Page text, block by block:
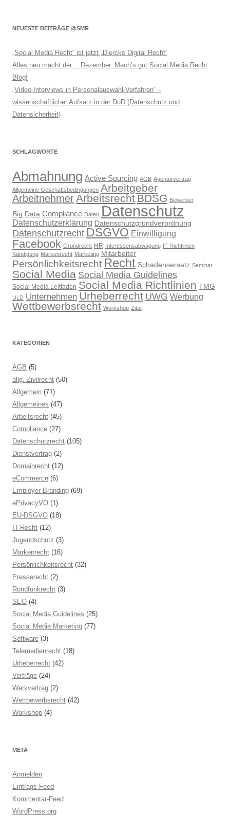
NEUESTE BEITRÄGE @SMR
„Social Media Recht“ ist jetzt „Diercks Digital Recht“
Alles neu macht der… Dezember. Mach’s gut Social Media Recht
Blog!
„Video-Interviews in Personalauswahl-Verfahren“ –
wissenschaftlicher Aufsatz in der DuD (Datenschutz und
Datensicherheit)
SCHLAGWORTE
Abmahnung Active Sourcing AGB Agenturvertrag
Allgemeine Geschäftsbedingungen Arbeitgeber
ArbeitnehmerArbeitsrecht BDSG Bewerber
Big Data Compliance Daten Datenschutz
Datenschutzerklärung Datenschutzgrundverordnung
Datenschutzrecht DSGVO Einwilligung
Facebook Grundrecht HR Interessensabwägung IT-Richtlinien
Kündigung Markenrecht Marketing Mitarbeiter
Persönlichkeitsrecht Recht Schadensersatz Seminar
Social Media Social Media Guidelines
Social Media Leitfaden Social Media Richtlinien TMG
ULD Unternehmen Urheberrecht UWG Werbung
Wettbewerbsrecht Workshop Zitat
KATEGORIEN
AGB (5)
allg. Zivilrecht (50)
Allgemein (71)
Allgemeines (47)
Arbeitsrecht (45)
Compliance (27)
Datenschutzrecht (105)
Dienstvertrag (2)
Domainrecht (12)
eCommerce (6)
Employer Branding (69)
ePrivacyVO (1)
EU-DSGVO (18)
IT-Recht (12)
Jugendschutz (3)
Markenrecht (16)
Persönlichkeitsrecht (32)
Presserecht (2)
Rundfunkrecht (3)
SEO (4)
Social Media Guidelines (25)
Social Media Marketing (77)
Software (3)
Telemedienrecht (18)
Urheberrecht (42)
Verträge (24)
Werkvertrag (2)
Wettbewerbsrecht (42)
Workshop (4)
META
Anmelden
Eintrags-Feed
Kommentar-Feed
WordPress.org